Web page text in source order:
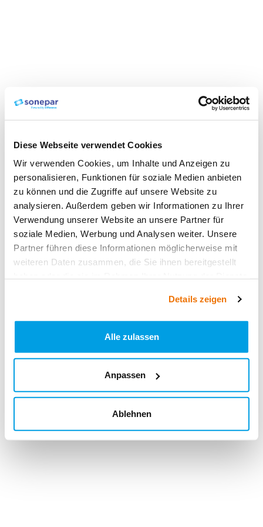
Diese Webseite verwendet Cookies
Wir verwenden Cookies, um Inhalte und Anzeigen zu
personalisieren, Funktionen für soziale Medien anbieten
zu können und die Zugriffe auf unsere Website zu
analysieren. Außerdem geben wir Informationen zu Ihrer
Verwendung unserer Website an unsere Partner für
soziale Medien, Werbung und Analysen weiter. Unsere
Partner führen diese Informationen möglicherweise mit
weiteren Daten zusammen, die Sie ihnen bereitgestellt
Details zeigen
Alle zulassen
Anpassen
Ablehnen